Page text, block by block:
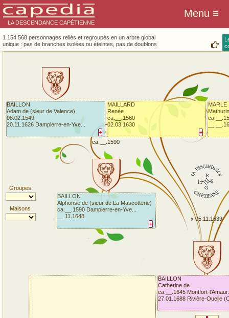
LA DESCENDANCE CAPÉTIENNE
1 154 568 personnages reliés et regroupés en un arbre global
unique : pas de branches isolées ou éteintes, pas de doublons
Groupes
Maisons
BAILLON
Catherine de
ca.__.1645 Montfort-
27.01.1688 Rivière-Ouelle
+
BAILLON
Alphonse de (sieur de La Mascotterie)
ca.__.1590 Dampierre-en-Yve...
__.11.1648
+
BAILLON
Adam de (sieur de Valence)
08.02.1549
20.11.1626 Dampierre-en-Yve...
+
MAILLARD
Renée
ca.__.1560
02.03.1630
MARLE
x 05.11.1639
ca.__.1590